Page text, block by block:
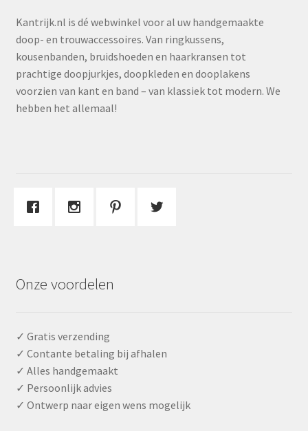
Kantrijk.nl is dé webwinkel voor al uw handgemaakte
doop- en trouwaccessoires. Van ringkussens,
kousenbanden, bruidshoeden en haarkransen tot
prachtige doopjurkjes, doopkleden en dooplakens
voorzien van kant en band – van klassiek tot modern. We
hebben het allemaal!
Onze voordelen
✓ Gratis verzending
✓ Contante betaling bij afhalen
✓ Alles handgemaakt
✓ Persoonlijk advies
✓ Ontwerp naar eigen wens mogelijk